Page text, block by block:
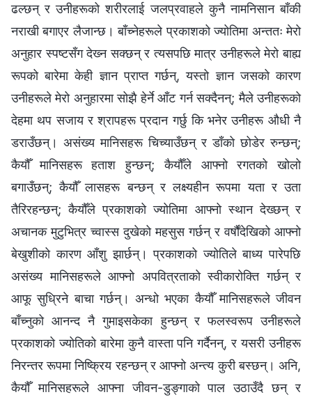
ढल्छन् र उनीहरूको शरीरलाई जलप्रवाहले कुनै नामनिसान बाँकी
नराखी बगाएर लैजान्छ। बाँच्नेहरूले प्रकाशको ज्योतिमा अन्ततः मेरो
अनुहार स्पष्टसँग देख्‍न सक्छन् र त्यसपछि मात्र उनीहरूले मेरो बाह्य
रूपको बारेमा केही ज्ञान प्राप्त गर्छन्, यस्तो ज्ञान जसको कारण
उनीहरूले मेरो अनुहारमा सोझै हेर्ने आँट गर्न सक्दैनन्; मैले उनीहरूको
देहमा थप सजाय र श्रापहरू प्रदान गर्छु कि भनेर उनीहरू औधी नै
डराउँछन्। असंख्य मानिसहरू चिच्याउँछन् र डाँको छोडेर रुन्छन्;
कैयौँ मानिसहरू हताश हुन्छन्; कैयौँले आफ्नो रगतको खोलो
बगाउँछन्; कैयौँ लासहरू बन्छन् र लक्ष्यहीन रूपमा यता र उता
तैरिरहन्छन्; कैयौँले प्रकाशको ज्योतिमा आफ्नो स्थान देख्छन् र
अचानक मुटुभित्र च्वास्स दुखेको महसुस गर्छन् र वर्षौंदेखिको आफ्नो
बेखुशीको कारण आँशु झार्छन्। प्रकाशको ज्योतिले बाध्य पारेपछि
असंख्य मानिसहरूले आफ्नो अपवित्रताको स्वीकारोक्ति गर्छन् र
आफू सुध्रिने बाचा गर्छन्। अन्धो भएका कैयौँ मानिसहरूले जीवन
बाँच्‍नुको आनन्द नै गुमाइसकेका हुन्छन् र फलस्वरूप उनीहरूले
प्रकाशको ज्योतिको बारेमा कुनै वास्ता पनि गर्दैनन्, र यसरी उनीहरू
निरन्तर रूपमा निष्क्रिय रहन्छन् र आफ्नो अन्त्य कुरी बस्छन्। अनि,
कैयौँ मानिसहरूले आफ्ना जीवन-डुङ्गाको पाल उठाउँदै छन् र